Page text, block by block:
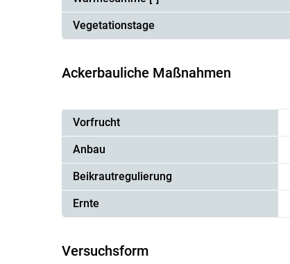
Vegetationstage
Ackerbauliche Maßnahmen
Vorfrucht
Anbau
Beikrautregulierung
Ernte
Versuchsform